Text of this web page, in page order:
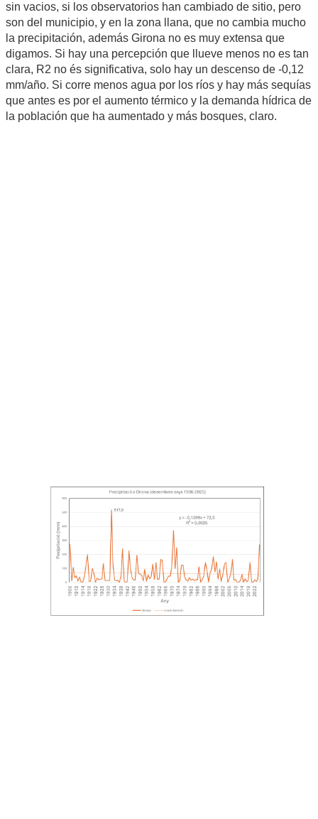
sin vacios, si los observatorios han cambiado de sitio, pero
son del municipio, y en la zona llana, que no cambia mucho
la precipitación, además Girona no es muy extensa que
digamos. Si hay una percepción que llueve menos no es tan
clara, R2 no és significativa, solo hay un descenso de -0,12
mm/año. Si corre menos agua por los ríos y hay más sequías
que antes es por el aumento térmico y la demanda hídrica de
la población que ha aumentado y más bosques, claro.